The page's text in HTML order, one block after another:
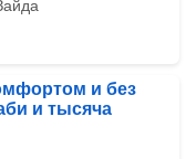
и без
и тысяча